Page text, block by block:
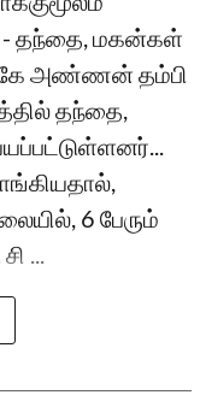
- தந்தை, மகன்கள்
அண்ணன் தம்பி
தந்தை,
6 பேரும்
...